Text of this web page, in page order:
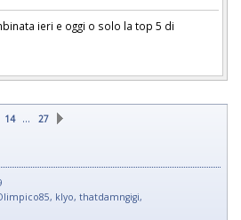
ieri e oggi o solo la top 5 di
14 … 27
, klyo, thatdamngigi,